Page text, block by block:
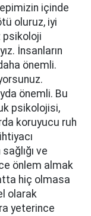
içinde
oluruz, iyi
psikoloji
İnsanların
önemli.
önemli. Bu
psikolojisi,
koruyucu ruh
ve
önlem almak
hiç olmasa
olarak
yeterince